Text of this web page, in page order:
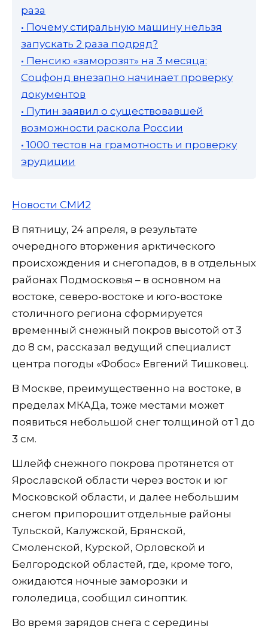
раза
• Почему стиральную машину нельзя
запускать 2 раза подряд?
• Пенсию «заморозят» на 3 месяца:
Соцфонд внезапно начинает проверку
документов
• Путин заявил о существовавшей
возможности раскола России
• 1000 тестов на грамотность и проверку
эрудиции
Новости СМИ2
В пятницу, 24 апреля, в результате
очередного вторжения арктического
происхождения и снегопадов, в в отдельных
районах Подмосковья – в основном на
востоке, северо-востоке и юго-востоке
столичного региона сформируется
временный снежный покров высотой от 3
до 8 см, рассказал ведущий специалист
центра погоды «Фобос» Евгений Тишковец.
В Москве, преимущественно на востоке, в
пределах МКАДа, тоже местами может
появиться небольшой снег толщиной от 1 до
3 см.
Шлейф снежного покрова протянется от
Ярославской области через восток и юг
Московской области, и далее небольшим
снегом припорошит отдельные районы
Тульской, Калужской, Брянской,
Смоленской, Курской, Орловской и
Белгородской областей, где, кроме того,
ожидаются ночные заморозки и
гололедица, сообщил синоптик.
Во время зарядов снега с середины